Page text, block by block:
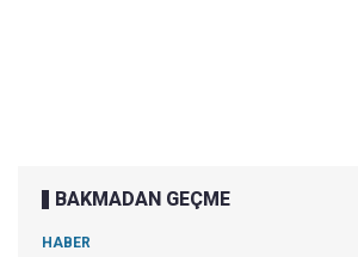
BAKMADAN GEÇME
HABER